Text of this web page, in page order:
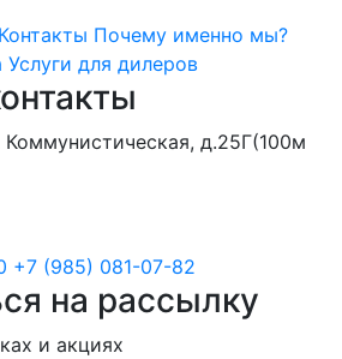
Контакты Почему именно мы?
Услуги для дилеров
д.25Г(100м
+7 (985) 081-07-82
на рассылку
и акциях